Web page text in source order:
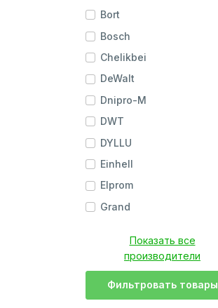
Bort
Bosch
Chelikbei
DeWalt
Dnipro-M
DWT
DYLLU
Einhell
Elprom
Grand
Показать все
производители
Фильтровать товары